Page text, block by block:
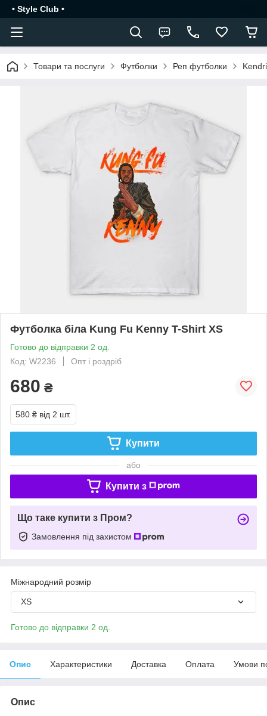
• Style Club •
Товари та послуги Футболки Реп футболки
Футболка біла Kung Fu Kenny T-Shirt XS
Готово до відправки 2 од.
Код: W2236
Опт і роздріб
680 ₴
580 ₴ від 2 шт.
Купити
або
Купити з
Що таке купити з Пром?
Замовлення під захистом
Міжнародний розмір
XS
Готово до відправки 2 од.
Опис Характеристики Доставка Оплата Умови
Опис